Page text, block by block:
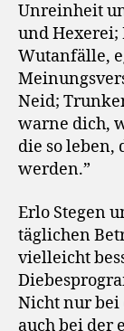
Unreinheit
und Hexerei;
Wutanfälle,
Neid;
warne dich,
die so leben,
werden.”
Erlo Stegen
täglichen
vielleicht
Nicht nur bei
auch bei der